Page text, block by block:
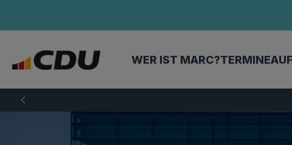
WER IST MARC?TERMINE